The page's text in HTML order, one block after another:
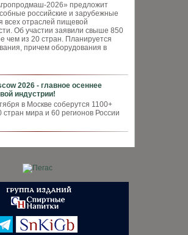
2026» предложит
российские и зарубежные
всех отраслей пищевой
Об участии заявили свыше 850
чем из 20 стран. Планируется
причем оборудования в
2026 - главное осеннее
индустрии!
в Москве соберутся 1100+
стран мира и 60 регионов России